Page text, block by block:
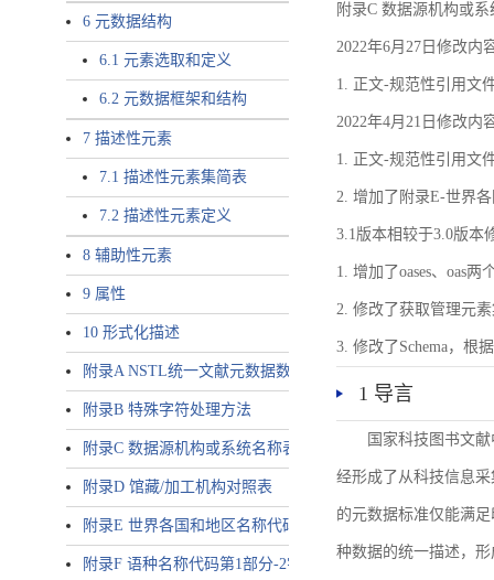
6 元数据结构
6.1 元素选取和定义
6.2 元数据框架和结构
7 描述性元素
7.1 描述性元素集简表
7.2 描述性元素定义
8 辅助性元素
9 属性
10 形式化描述
附录A NSTL统一文献元数据数据唯一标识符规则
附录B 特殊字符处理方法
附录C 数据源机构或系统名称表
附录D 馆藏/加工机构对照表
附录E 世界各国和地区名称代码-2字母代码（GB/T 2659-
附录F 语种名称代码第1部分-2字母代码（GB/T 4880.1-2005
附录C 数据源机构或
2022年6月27日修改内
1. 正文-规范性引用文
2022年4月21日修改内
1. 正文-规范性引用文
2. 增加了附录E-世界
3.1版本相较于3.0版本
1. 增加了oases、oas
2. 修改了获取管理元
3. 修改了Schema，根
1 导言
国家科技图书文
经形成了从科技信息
的元数据标准仅能满
种数据的统一描述，